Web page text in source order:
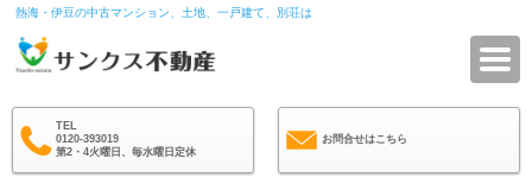
熱海・伊豆の中古マンション、土地、一戸建て、別荘は
TEL
0120-393019
第2・4火曜日、毎水曜日定休
お問合せはこちら